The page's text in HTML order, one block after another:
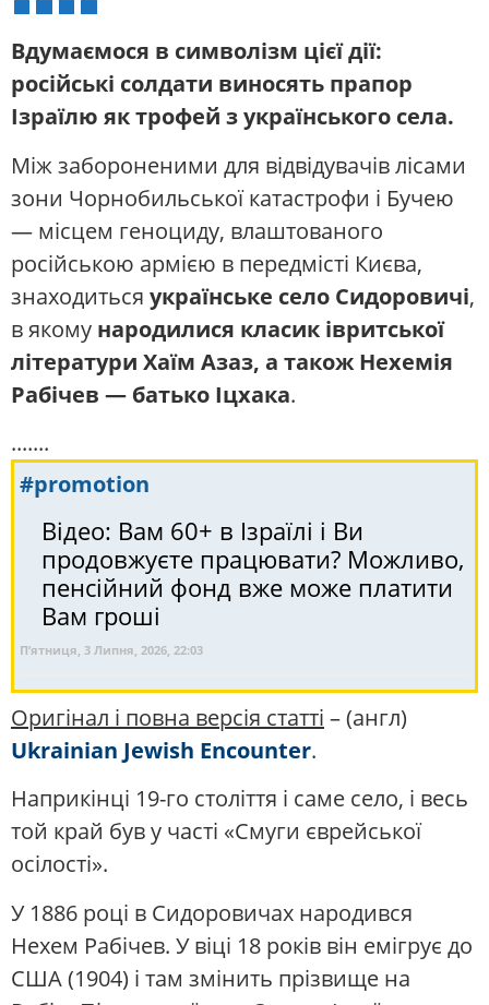
Вдумаємося в символізм цієї дії:
російські солдати виносять прапор
Ізраїлю як трофей з українського села.
Між забороненими для відвідувачів лісами
зони Чорнобильської катастрофи і Бучею
— місцем геноциду, влаштованого
російською армією в передмісті Києва,
знаходиться українське село Сидоровичі,
в якому народилися класик івритської
літератури Хаїм Азаз, а також Нехемія
Рабічев — батько Іцхака.
.......
#promotion
Відео: Вам 60+ в Ізраїлі і Ви
продовжуєте працювати? Можливо,
пенсійний фонд вже може платити
Вам гроші
П’ятниця, 3 Липня, 2026, 22:03
Оригінал і повна версія статті – (англ)
Ukrainian Jewish Encounter.
Наприкінці 19-го століття і саме село, і весь
той край був у часті «Смуги єврейської
осілості».
У 1886 році в Сидоровичах народився
Нехем Рабічев. У віці 18 років він емігрує до
США (1904) і там змінить прізвище на